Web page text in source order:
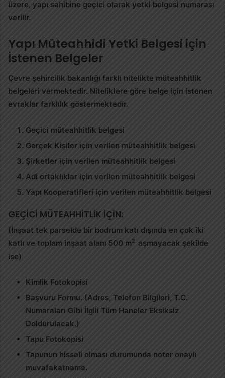
üzere, yapı sahibine geçici olarak yetki belgesi numarası
verilir.
Yapı Müteahhidi Yetki Belgesi için
İstenen Belgeler
Çevre şehircilik bakanlığı farklı nitelikte müteahhitlik
belgeleri vermektedir. Niteliklere göre belge için istenen
evraklar farklılık göstermektedir.
Geçici müteahhitlik belgesi
Gerçek Kişiler için verilen müteahhitlik belgesi
Şirketler için verilen müteahhitlik belgesi
Adi ortaklıklar için verilen müteahhitlik belgesi
Yapı Kooperatifleri için verilen müteahhitlik belgesi
GEÇİCİ MÜTEAHHİTLİK İÇİN:
(İnşaat tek parselde bir bodrum katı dışında en çok iki
katlı ve toplam inşaat alanı 500 m2 aşmayacak şekilde
ise)
Kimlik Fotokopisi
Başvuru Formu. (Adres, Telefon Bilgileri, T.C.
Numaraları Gibi İlgili Tüm Haneler Eksiksiz
Doldurulacak.)
Tapu Fotokopisi
Tapunun hisseli olması durumunda noter onaylı
muvafakatname.